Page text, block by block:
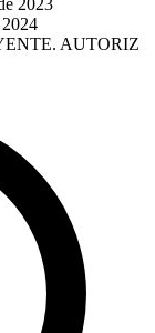
AUTORIZ